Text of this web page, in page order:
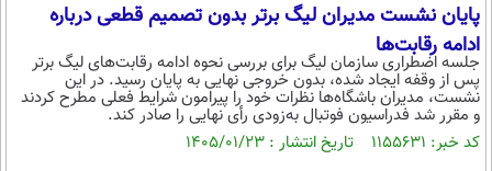
فرهنگی
بین الملل
پایان نشست مدیران لیگ برتر بدون تصمیم قطعی درباره
ادامه رقابت‌ها
جلسه اضطراری سازمان لیگ برای بررسی نحوه ادامه رقابت‌های لیگ برتر
پس از وقفه ایجاد شده، بدون خروجی نهایی به پایان رسید. در این
نشست، مدیران باشگاه‌ها نظرات خود را پیرامون شرایط فعلی مطرح کردند
و مقرر شد فدراسیون فوتبال به‌زودی رأی نهایی را صادر کند.
کد خبر: ۱۱۵۵۶۳۱ تاریخ انتشار : ۱۴۰۵/۰۱/۲۳